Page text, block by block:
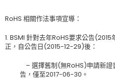
RoHS 相關作法事項宣導：
1. BSMI 針對去年RoHS要求公告
正，自公告日(2015-12-29)後：
– 選擇舊制(無RoHS)申請新證
告，僅至2017-06-30。